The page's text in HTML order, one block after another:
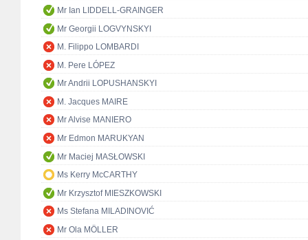
Mr Ian LIDDELL-GRAINGER
Mr Georgii LOGVYNSKYI
M. Filippo LOMBARDI
M. Pere LÓPEZ
Mr Andrii LOPUSHANSKYI
M. Jacques MAIRE
Mr Alvise MANIERO
Mr Edmon MARUKYAN
Mr Maciej MASŁOWSKI
Ms Kerry McCARTHY
Mr Krzysztof MIESZKOWSKI
Ms Stefana MILADINOVIĆ
Mr Ola MÖLLER